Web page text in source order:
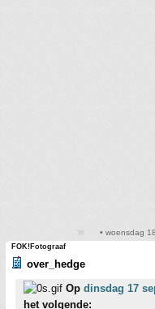
• woensdag
FOK!Fotograaf
over_hedge
Op dinsdag 17
het volgende: